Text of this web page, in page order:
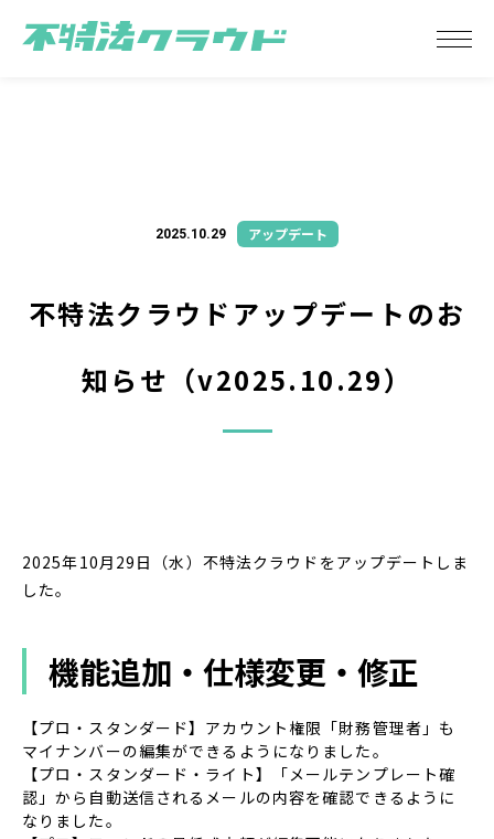
2025.10.29 アップデート
不特法クラウドアップデートのお
知らせ（v2025.10.29）
2025年10月29日（水）不特法クラウドをアップデートしま
した。
機能追加・仕様変更・修正
【プロ・スタンダード】アカウント権限「財務管理者」も
マイナンバーの編集ができるようになりました。
【プロ・スタンダード・ライト】「メールテンプレート確
認」から自動送信されるメールの内容を確認できるように
なりました。